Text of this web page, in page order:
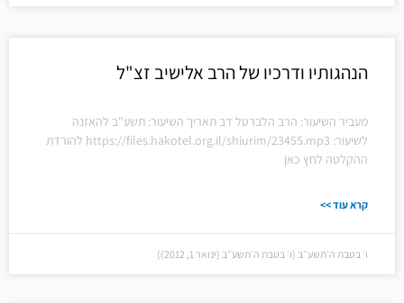
הנהגותיו ודרכיו של הרב אלישיב זצ"ל
מעביר השיעור: הרב הלברטל דב תאריך השיעור: תשע"ב להאזנה
לשיעור: https://files.hakotel.org.il/shiurim/23455.mp3 להורדת
ההקלטה לחץ כאן
קרא עוד >>
ו׳ בטבת ה׳תשע״ב (ו׳ בטבת ה׳תשע״ב (ינואר 1, 2012))